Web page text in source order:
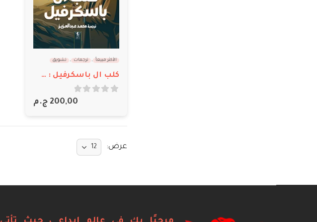
الأكثر مبيعاً , ترجمات , تشويق
كلب ال باسكرفيل : شيرلوك هولمز
200,00 ج.م
عرض: